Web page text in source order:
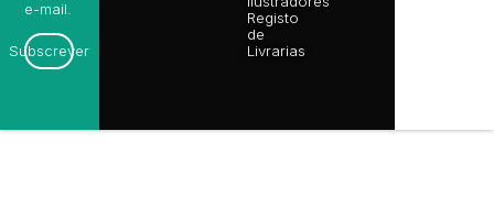
Registo
de
Livrarias
e-mail.
Subscrever